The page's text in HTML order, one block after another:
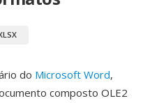
do Microsoft Word,
composto OLE2